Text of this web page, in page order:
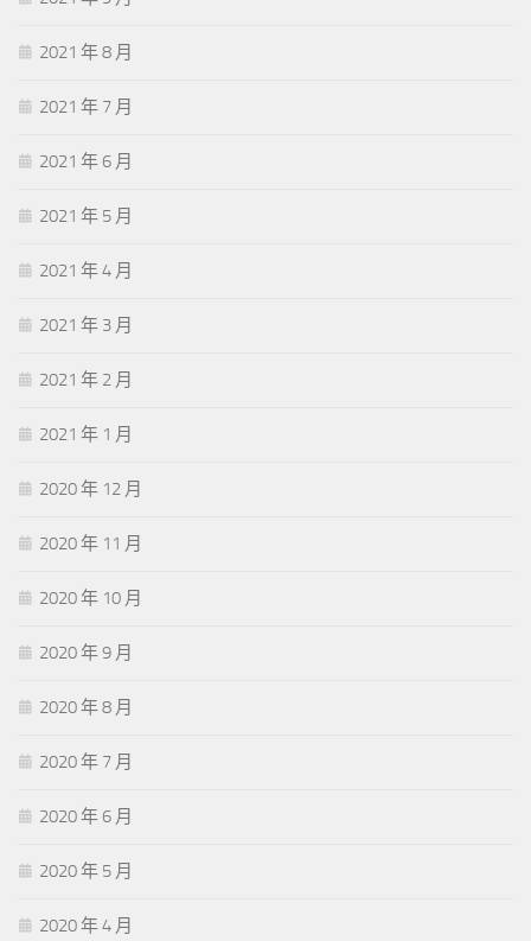
2021 年 8 月
2021 年 7 月
2021 年 6 月
2021 年 5 月
2021 年 4 月
2021 年 3 月
2021 年 2 月
2021 年 1 月
2020 年 12 月
2020 年 11 月
2020 年 10 月
2020 年 9 月
2020 年 8 月
2020 年 7 月
2020 年 6 月
2020 年 5 月
2020 年 4 月